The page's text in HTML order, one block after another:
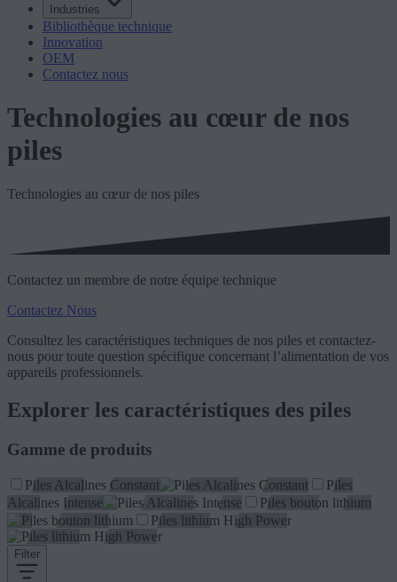
Industries
Bibliothèque technique
Innovation
OEM
Contactez nous
Technologies au cœur de nos
piles
Technologies au cœur de nos piles
Contactez un membre de notre équipe technique
Contactez Nous
Consultez les caractéristiques techniques de nos piles et contactez-
nous pour toute question spécifique concernant l’alimentation de vos
appareils professionnels.
Explorer les caractéristiques des piles
Gamme de produits
Piles Alcalines Constant
Piles
Alcalines Intense
Piles bouton lithium
Piles lithium High Power
Filter